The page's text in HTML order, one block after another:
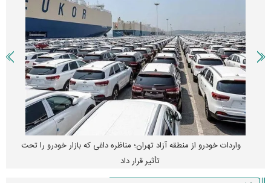
واردات خودرو از منطقه آزاد تهران؛ مناظره داغی که بازار خودرو را تحت
تأثیر قرار داد